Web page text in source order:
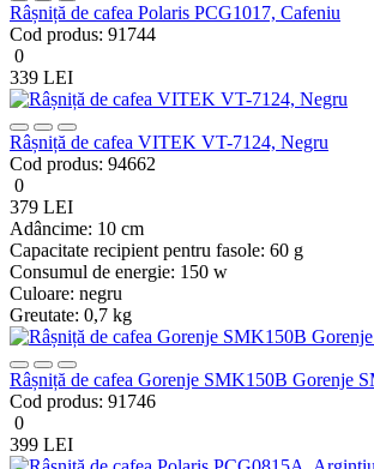
Râșniță de cafea Polaris PCG1017, Cafeniu
Cod produs: 91744
0
339 LEI
Râșniță de cafea VITEK VT-7124, Negru
Cod produs: 94662
0
379 LEI
Adâncime: 10 cm
Capacitate recipient pentru fasole: 60 g
Consumul de energie: 150 w
Culoare: negru
Greutate: 0,7 kg
Râșniță de cafea Gorenje SMK150B Gorenje
Cod produs: 91746
0
399 LEI